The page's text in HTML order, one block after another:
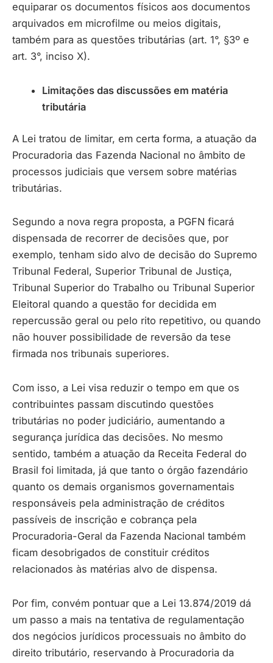
equiparar os documentos físicos aos documentos
arquivados em microfilme ou meios digitais,
também para as questões tributárias (art. 1°, §3º e
art. 3°, inciso X).
Limitações das discussões em matéria
tributária
A Lei tratou de limitar, em certa forma, a atuação da
Procuradoria das Fazenda Nacional no âmbito de
processos judiciais que versem sobre matérias
tributárias.
Segundo a nova regra proposta, a PGFN ficará
dispensada de recorrer de decisões que, por
exemplo, tenham sido alvo de decisão do Supremo
Tribunal Federal, Superior Tribunal de Justiça,
Tribunal Superior do Trabalho ou Tribunal Superior
Eleitoral quando a questão for decidida em
repercussão geral ou pelo rito repetitivo, ou quando
não houver possibilidade de reversão da tese
firmada nos tribunais superiores.
Com isso, a Lei visa reduzir o tempo em que os
contribuintes passam discutindo questões
tributárias no poder judiciário, aumentando a
segurança jurídica das decisões. No mesmo
sentido, também a atuação da Receita Federal do
Brasil foi limitada, já que tanto o órgão fazendário
quanto os demais organismos governamentais
responsáveis pela administração de créditos
passíveis de inscrição e cobrança pela
Procuradoria-Geral da Fazenda Nacional também
ficam desobrigados de constituir créditos
relacionados às matérias alvo de dispensa.
Por fim, convém pontuar que a Lei 13.874/2019 dá
um passo a mais na tentativa de regulamentação
dos negócios jurídicos processuais no âmbito do
direito tributário, reservando à Procuradoria da